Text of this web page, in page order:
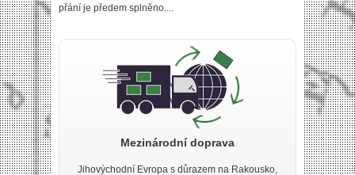
přání je předem splněno....
Mezinárodní doprava
Jihovýchodní Evropa s důrazem na Rakousko,